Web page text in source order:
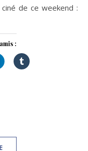
de ce weekend :
: